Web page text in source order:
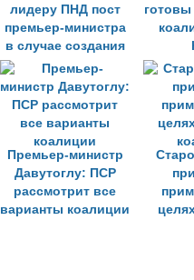
лидеру ПНД пост
премьер-министра
в случае создания
коалиции
Премьер-министр
Давутоглу: ПСР
рассмотрит все
варианты коалиции